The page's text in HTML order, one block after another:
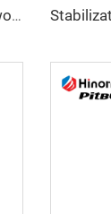
Trójfazowy regulator napięcia typu silnik serwo WTA Seria